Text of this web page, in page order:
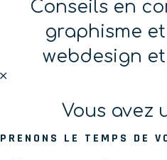
Conseils en
graphisme
webdesign
Vous avez
PRENONS LE TEMPS DE